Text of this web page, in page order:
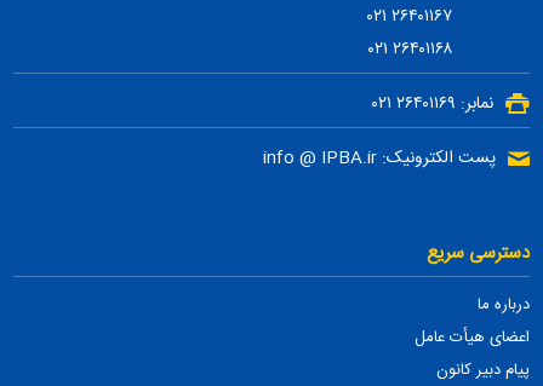
۲۶۴۰۱۱۶۷ ۰۲۱
۲۶۴۰۱۱۶۸ ۰۲۱
نمابر: ۲۶۴۰۱۱۶۹ ۰۲۱
پست الکترونیک: info @ IPBA.ir
دسترسی سریع
درباره ما
اعضای هیأت عامل
پیام دبیر کانون